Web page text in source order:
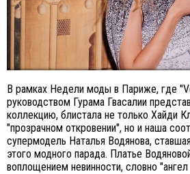
В рамках Недели моды в Париже, где
руководством Гурама Гвасалии
коллекцию, блистала не только Хайди
"прозрачном откровении", но и наша
супермодель Наталья Водянова,
этого модного парада. Платье
воплощением невинности, словно "ангел